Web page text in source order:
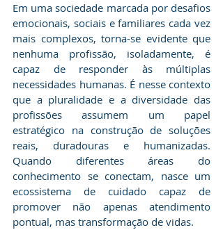
​Em uma sociedade marcada por desafios
emocionais, sociais e familiares cada vez
mais complexos, torna-se evidente que
nenhuma profissão, isoladamente, é
capaz de responder às múltiplas
necessidades humanas. É nesse contexto
que a pluralidade e a diversidade das
profissões assumem um papel
estratégico na construção de soluções
reais, duradouras e humanizadas.
Quando diferentes áreas do
conhecimento se conectam, nasce um
ecossistema de cuidado capaz de
promover não apenas atendimento
pontual, mas transformação de vidas.